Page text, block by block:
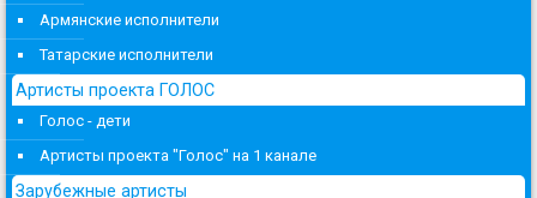
Армянские исполнители
Татарские исполнители
Артисты проекта ГОЛОС
Голос - дети
Артисты проекта "Голос" на 1 канале
Зарубежные артисты